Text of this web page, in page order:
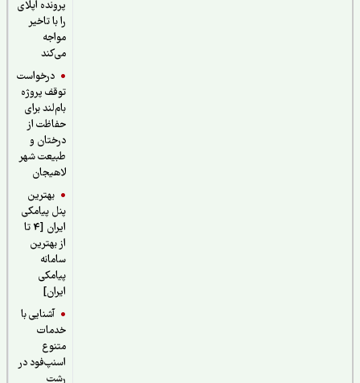
پرونده اپلای
را با تاخیر
درخواست
توقف پروژه
بام‌لند برای
حفاظت از
درختان و
طبیعت شهر
لاهیجان
بهترین
پنل پیامکی
ایران [4 تا
از بهترین
سامانه
پیامکی
آشنایی با
خدمات
اسنپ‌فود در